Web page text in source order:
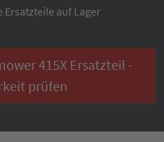
Ersatzteile auf Lager
415X Ersatzteil -
prüfen